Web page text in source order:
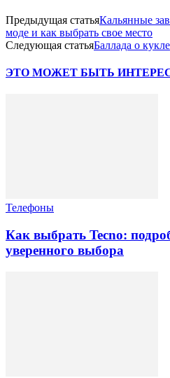
Предыдущая статьяКальянные
моде и как выбрать свое место
Следующая статьяБаллада о кукле
ЭТО МОЖЕТ БЫТЬ
Телефоны
Как выбрать Tecno:
уверенного выбора